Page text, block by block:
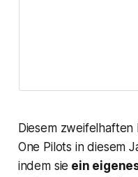
Diesem
One Pilots in diesem
indem sie ein